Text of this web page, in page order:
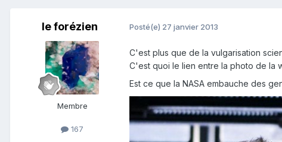
le forézien
Membre
167
Posté(e) 27 janvier 2013
C'est plus que de la vulgarisation
C'est quoi le lien entre la photo de la
Est ce que la NASA embauche des